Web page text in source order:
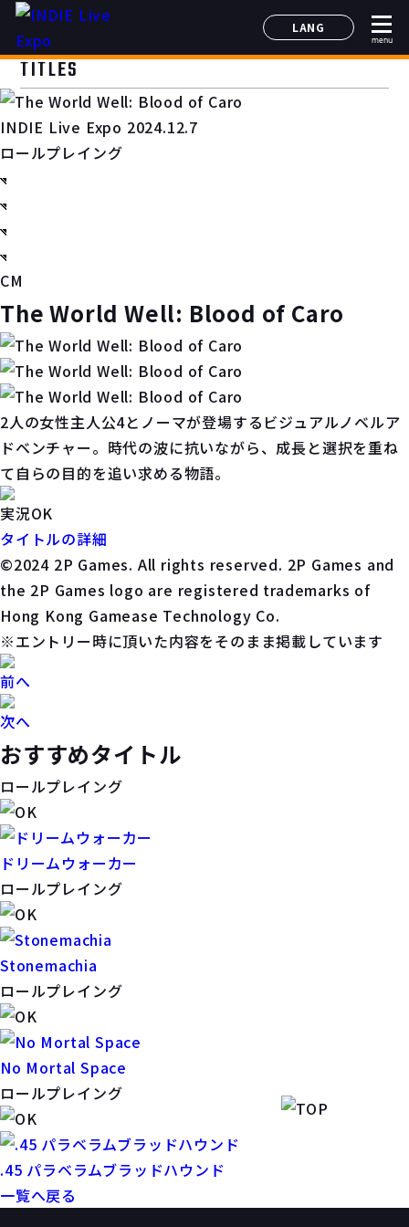
LANG
日本語
menu
TITLES
INDIE Live Expo 2024.12.7
ロールプレイング
CM
The World Well: Blood of Caro
2人の女性主人公4とノーマが登場するビジュアルノベルア
ドベンチャー。時代の波に抗いながら、成長と選択を重ね
て自らの目的を追い求める物語。
実況OK
タイトルの詳細
©2024 2P Games. All rights reserved. 2P Games and
the 2P Games logo are registered trademarks of
Hong Kong Gamease Technology Co.
※エントリー時に頂いた内容をそのまま掲載しています
前へ
次へ
おすすめタイトル
ロールプレイング
ドリームウォーカー
ロールプレイング
Stonemachia
ロールプレイング
No Mortal Space
ロールプレイング
.45 パラベラムブラッドハウンド
一覧へ戻る